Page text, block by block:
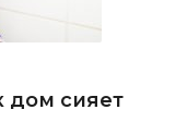
дом сияет